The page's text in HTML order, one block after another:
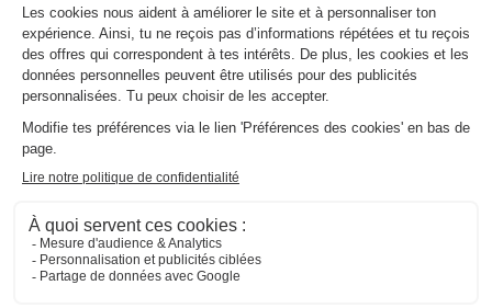
336 €
Voir les hébergements